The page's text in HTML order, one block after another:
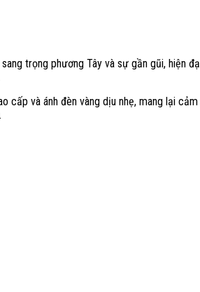
trọng phương Tây và sự gần gũi, hiện
cấp và ánh đèn vàng dịu nhẹ, mang lại